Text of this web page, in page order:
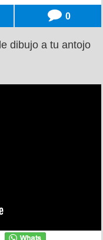
0
dibujo a tu antojo